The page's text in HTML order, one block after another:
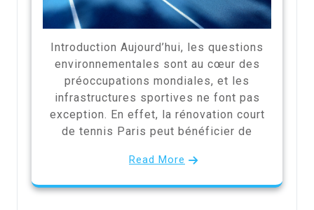
Introduction Aujourd’hui, les questions
environnementales sont au cœur des
préoccupations mondiales, et les
infrastructures sportives ne font pas
exception. En effet, la rénovation court
de tennis Paris peut bénéficier de
Read More